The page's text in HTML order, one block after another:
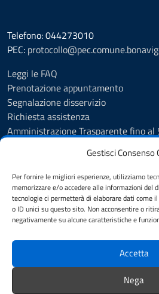
Gestisci Consenso
Per fornire le migliori esperienze, utilizziamo
memorizzare e/o accedere alle informazioni del
tecnologie ci permetterà di elaborare dati come
o ID unici su questo sito. Non acconsentire o
negativamente su alcune caratteristiche e
Accetta
Nega
Telefono: 044273010
PEC:
Leggi le FAQ
Prenotazione appuntamento
Segnalazione disservizio
Richiesta assistenza
Amministrazione Trasparente fino
Cookie Policy
Informativa privacy
Dichiarazione di accessibilità
Note legali
SEGUICI SU
Facebook